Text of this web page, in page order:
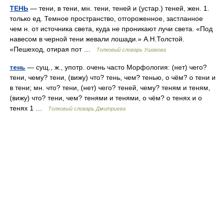
ТЕНЬ — тени, в тени, мн. тени, теней и (устар.) теней, жен. 1.
только ед. Темное пространство, отгороженное, застланное
чем н. от источника света, куда не проникают лучи света. «Под
навесом в черной тени жевали лошади.» А.Н.Толстой.
«Пешеход, отирая пот …
Толковый словарь Ушакова
тень — сущ., ж., употр. очень часто Морфология: (нет) чего?
тени, чему? тени, (вижу) что? тень, чем? тенью, о чём? о тени и
в тени; мн. что? тени, (нет) чего? теней, чему? теням и теням,
(вижу) что? тени, чем? тенями и тенями, о чём? о тенях и о
тенях 1 …
Толковый словарь Дмитриева